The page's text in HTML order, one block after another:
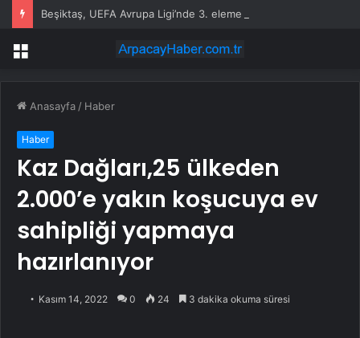
Beşiktaş, UEFA Avrupa Ligi’nde 3. eleme turuna yükseldi
Menü
Anasayfa / Haber
Haber
Kaz Dağları,25 ülkeden
2.000’e yakın koşucuya ev
sahipliği yapmaya
hazırlanıyor
Kasım 14, 2022 0 24 3 dakika okuma süresi